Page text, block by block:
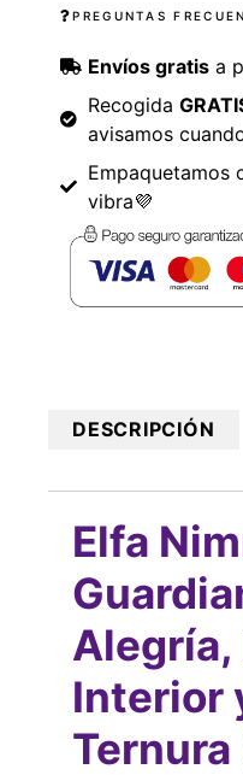
PREGUNTAS
Envíos gratisa
Recogida
avisamos
Empaquetamos
vibra💜
DESCRIPCIÓN
Elfa
Alegría,
Interior